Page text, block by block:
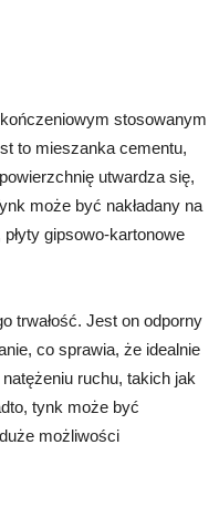
stosowanym
to mieszanka cementu,
utwardza się,
może być nakładany na
płyty gipsowo-kartonowe
trwałość. Jest on odporny
co sprawia, że idealnie
ruchu, takich jak
tynk może być
możliwości